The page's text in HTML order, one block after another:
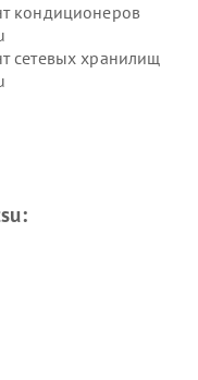
кондиционеров
сетевых хранилищ